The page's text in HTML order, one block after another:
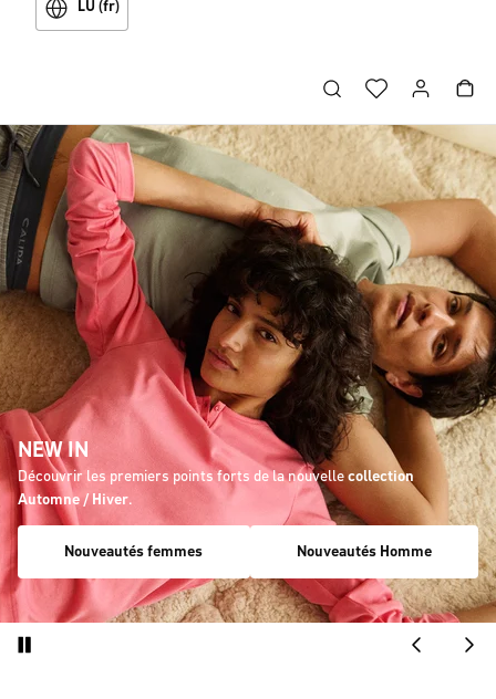
LU (fr)
NEW IN
Découvrir les premiers points forts de la nouvelle collection
Automne / Hiver.
Nouveautés femmes Nouveautés Homme